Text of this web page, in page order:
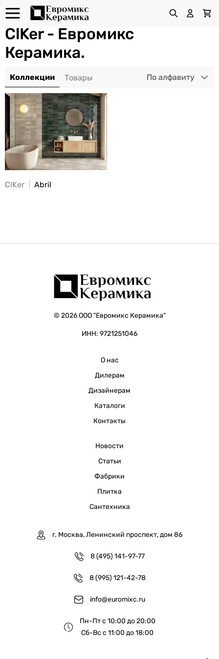
ClKer - Евромикс
Керамика.
По алфавиту
ClKer Abril
© 2026 ООО "Евромикс Керамика"
ИНН: 9721251046
О нас
Дилерам
Дизайнерам
Каталоги
Контакты
Новости
Статьи
Фабрики
Плитка
Сантехника
г. Москва, Ленинский проспект, дом 86
8 (495) 141-97-77
8 (995) 121-42-78
info@euromixc.ru
Пн-Пт с 10:00 до 20:00
Сб-Вс с 11:00 до 18:00